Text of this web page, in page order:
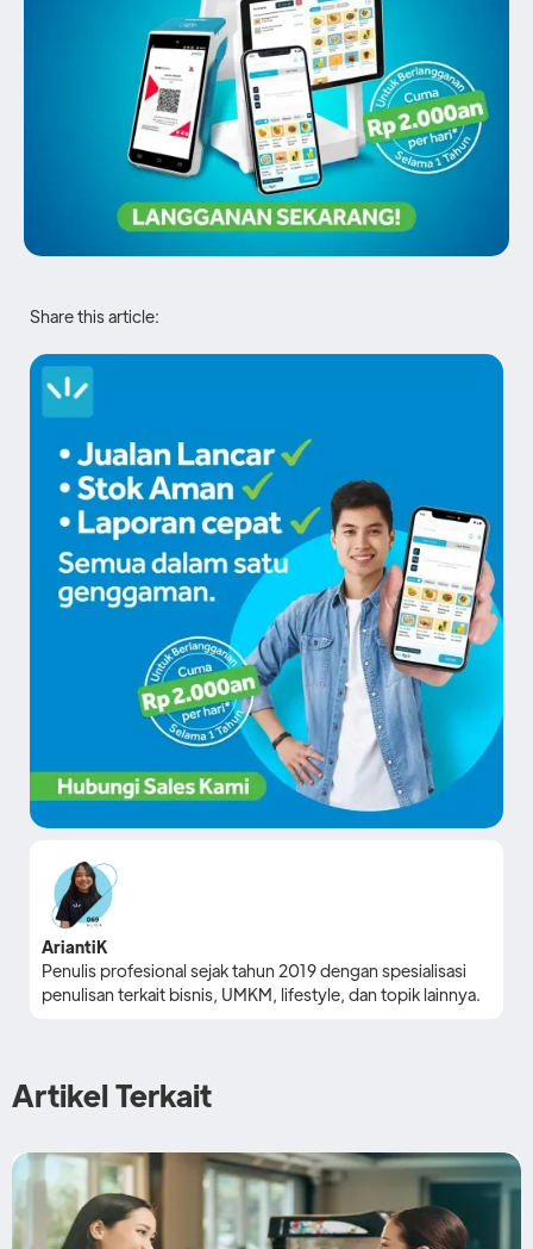
Share this article:
AriantiK
Penulis profesional sejak tahun 2019 dengan spesialisasi
penulisan terkait bisnis, UMKM, lifestyle, dan topik lainnya.
Artikel Terkait